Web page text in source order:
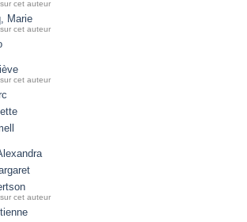
cet auteur
Marie
cet auteur
cet auteur
cet auteur